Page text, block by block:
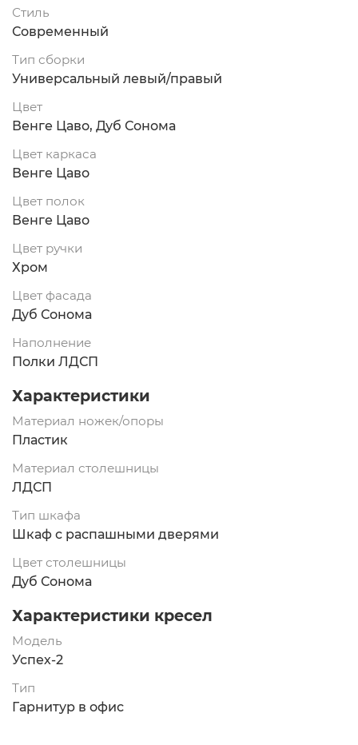
Стиль
Современный
Тип сборки
Универсальный левый/правый
Цвет
Венге Цаво, Дуб Сонома
Цвет каркаса
Венге Цаво
Цвет полок
Венге Цаво
Цвет ручки
Хром
Цвет фасада
Дуб Сонома
Наполнение
Полки ЛДСП
Характеристики
Материал ножек/опоры
Пластик
Материал столешницы
ЛДСП
Тип шкафа
Шкаф с распашными дверями
Цвет столешницы
Дуб Сонома
Характеристики кресел
Модель
Успех-2
Тип
Гарнитур в офис